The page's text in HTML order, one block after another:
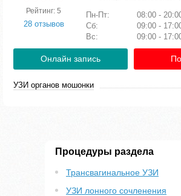
Рейтинг: 5
28 отзывов
Пн-Пт:
08:00 -
Сб:
09:00 -
Вс:
09:00 -
Онлайн запись
УЗИ органов мошонки
Процедуры раздела
Трансвагинальное УЗИ
УЗИ лонного сочленения